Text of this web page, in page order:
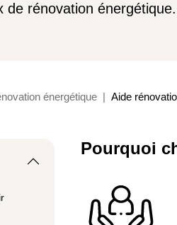
de rénovation énergétique.
énergétique Aide
Pourquoi